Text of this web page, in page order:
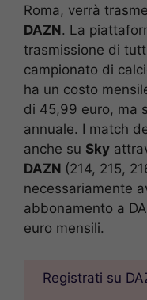
Roma, verrà
DAZN. La
trasmissione di
campionato di
ha un costo
di 45,99 euro, ma
annuale. I match
anche su Sky
DAZN (214, 215,
necessariamente
abbonamento a
euro mensili.
Registrati su